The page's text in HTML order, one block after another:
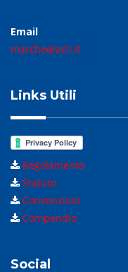
Email
marche@acli.it
Links Utili
Regolamento
Statuto
Convenzioni
Compendio
Social